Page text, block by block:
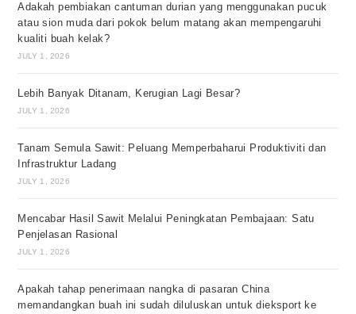
Adakah pembiakan cantuman durian yang menggunakan pucuk
atau sion muda dari pokok belum matang akan mempengaruhi
kualiti buah kelak?
JULY 1, 2026
Lebih Banyak Ditanam, Kerugian Lagi Besar?
JULY 1, 2026
Tanam Semula Sawit: Peluang Memperbaharui Produktiviti dan
Infrastruktur Ladang
JULY 1, 2026
Mencabar Hasil Sawit Melalui Peningkatan Pembajaan: Satu
Penjelasan Rasional
JULY 1, 2026
Apakah tahap penerimaan nangka di pasaran China
memandangkan buah ini sudah diluluskan untuk dieksport ke